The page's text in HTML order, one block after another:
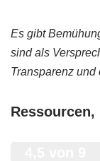
Es gibt
sind als
Transparenz und